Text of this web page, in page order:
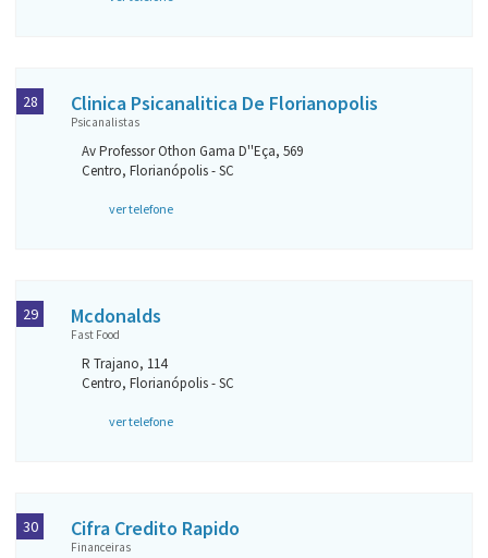
Clinica Psicanalitica De Florianopolis
Psicanalistas
Av Professor Othon Gama D''Eça, 569
Centro, Florianópolis - SC
ver telefone
28
Mcdonalds
Fast Food
R Trajano, 114
Centro, Florianópolis - SC
ver telefone
29
Cifra Credito Rapido
Financeiras
30